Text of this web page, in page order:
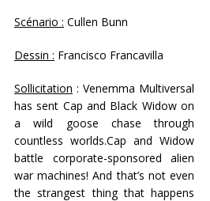
Scénario : Cullen Bunn
Dessin : Francisco Francavilla
Sollicitation : Venemma Multiversal
has sent Cap and Black Widow on
a wild goose chase through
countless worlds.Cap and Widow
battle corporate-sponsored alien
war machines! And that’s not even
the strangest thing that happens